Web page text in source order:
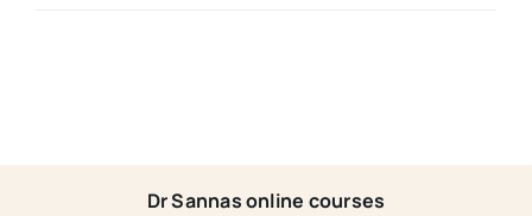
Dr Sannas online courses